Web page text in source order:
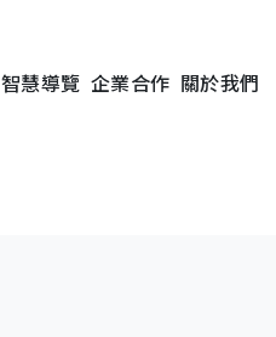
智慧導覽 企業合作 關於我們